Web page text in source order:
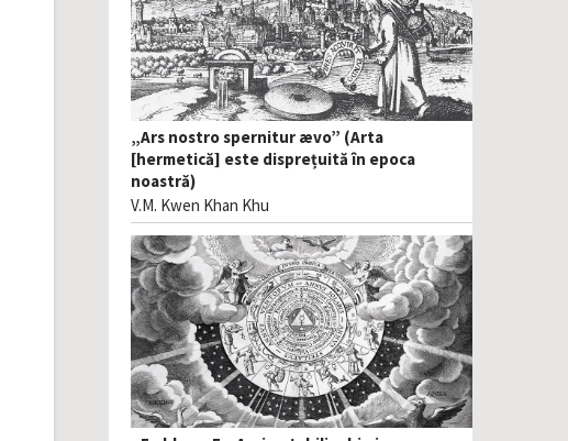
„Ars nostro spernitur ævo” (Arta
[hermetică] este disprețuită în epoca
noastră)
V.M. Kwen Khan Khu